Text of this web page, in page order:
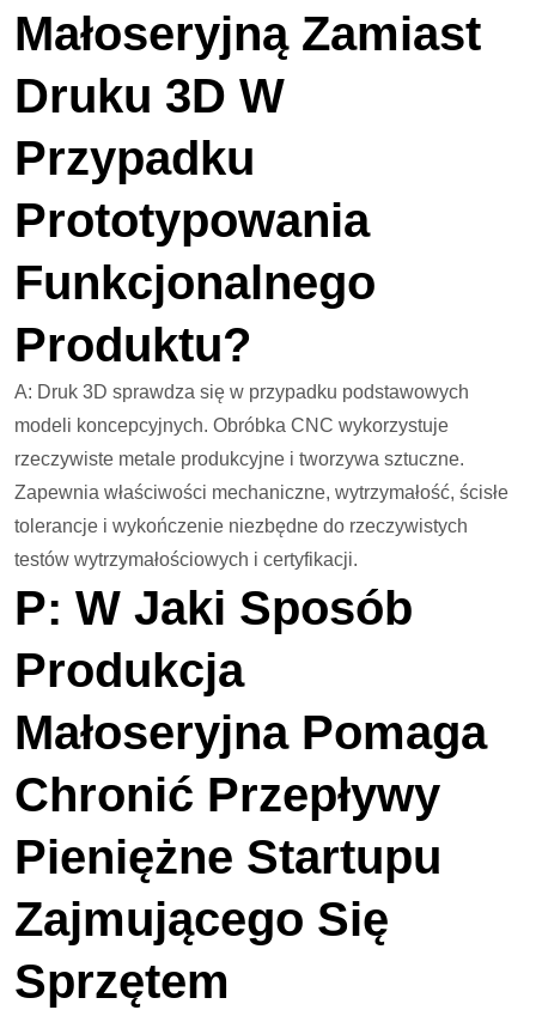
Małoseryjną Zamiast
Druku 3D W
Przypadku
Prototypowania
Funkcjonalnego
Produktu?
A: Druk 3D sprawdza się w przypadku podstawowych
modeli koncepcyjnych. Obróbka CNC wykorzystuje
rzeczywiste metale produkcyjne i tworzywa sztuczne.
Zapewnia właściwości mechaniczne, wytrzymałość, ścisłe
tolerancje i wykończenie niezbędne do rzeczywistych
testów wytrzymałościowych i certyfikacji.
P: W Jaki Sposób
Produkcja
Małoseryjna Pomaga
Chronić Przepływy
Pieniężne Startupu
Zajmującego Się
Sprzętem